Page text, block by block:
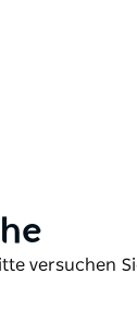
versuchen